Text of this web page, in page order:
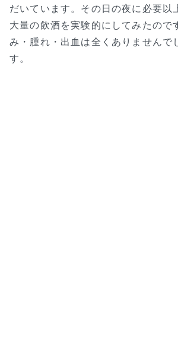
だいています。その日の夜に必要以
大量の飲酒を実験的にしてみたので
み・腫れ・出血は全くありませんで
す。